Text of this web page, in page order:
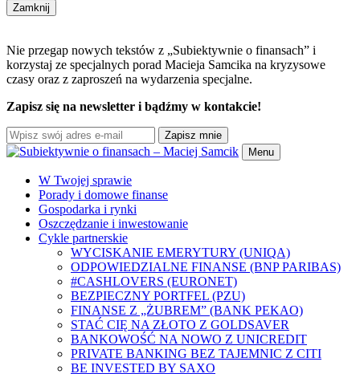
Zamknij
Nie przegap nowych tekstów z „Subiektywnie o finansach” i
korzystaj ze specjalnych porad Macieja Samcika na kryzysowe
czasy oraz z zaproszeń na wydarzenia specjalne.
Zapisz się na newsletter i bądźmy w kontakcie!
Zapisz mnie
Menu
W Twojej sprawie
Porady i domowe finanse
Gospodarka i rynki
Oszczędzanie i inwestowanie
Cykle partnerskie
WYCISKANIE EMERYTURY (UNIQA)
ODPOWIEDZIALNE FINANSE (BNP PARIBAS)
#CASHLOVERS (EURONET)
BEZPIECZNY PORTFEL (PZU)
FINANSE Z „ŻUBREM” (BANK PEKAO)
STAĆ CIĘ NA ZŁOTO Z GOLDSAVER
BANKOWOŚĆ NA NOWO Z UNICREDIT
PRIVATE BANKING BEZ TAJEMNIC Z CITI
BE INVESTED BY SAXO